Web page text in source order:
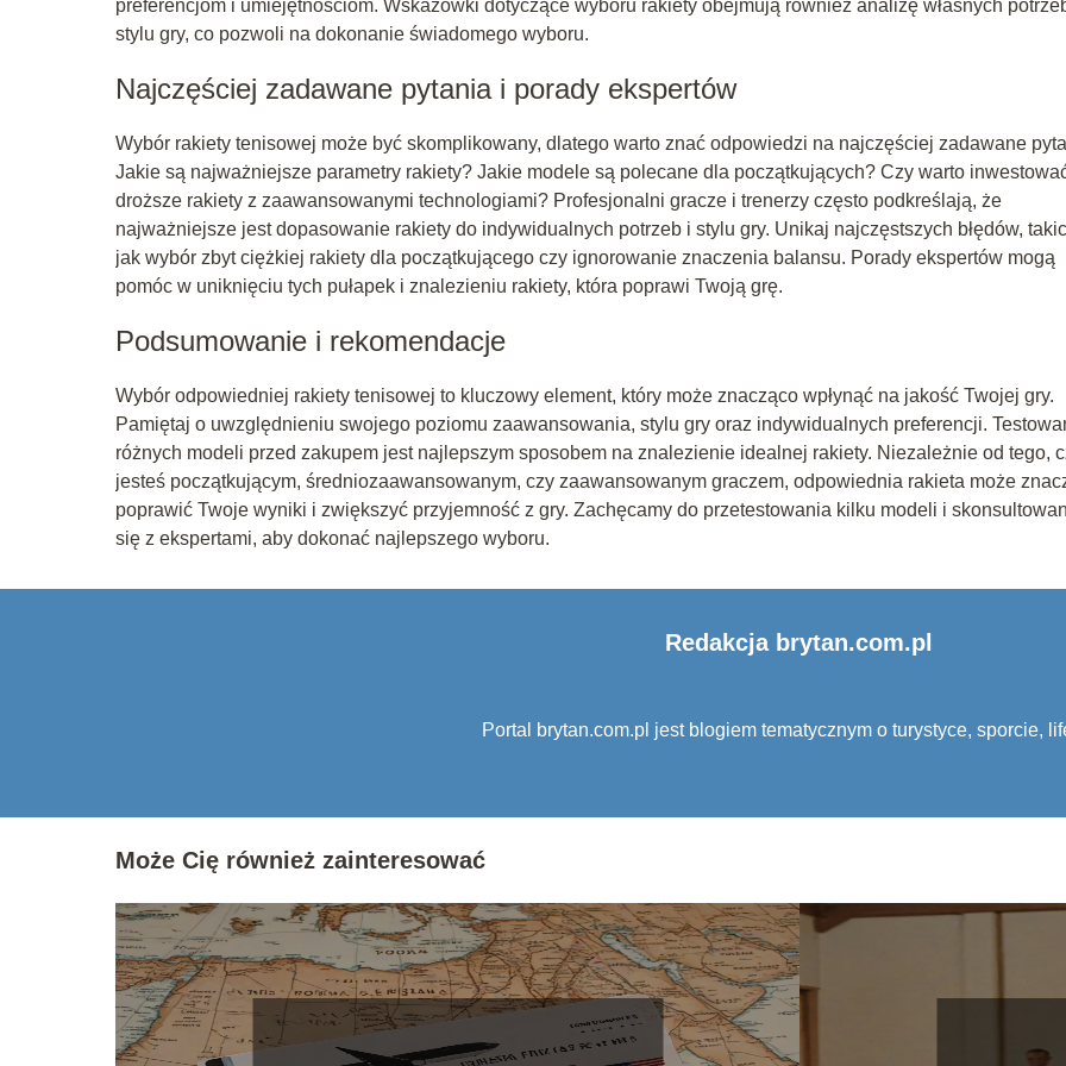
preferencjom i umiejętnościom. Wskazówki dotyczące wyboru rakiety obejmują również analizę własnych
stylu gry, co pozwoli na dokonanie świadomego wyboru.
Najczęściej zadawane pytania i porady ekspertów
Wybór rakiety tenisowej może być skomplikowany, dlatego warto znać odpowiedzi na najczęściej zadawane
Jakie są najważniejsze parametry rakiety? Jakie modele są polecane dla początkujących? Czy warto
droższe rakiety z zaawansowanymi technologiami? Profesjonalni gracze i trenerzy często podkreślają, że
najważniejsze jest dopasowanie rakiety do indywidualnych potrzeb i stylu gry. Unikaj najczęstszych błędów,
jak wybór zbyt ciężkiej rakiety dla początkującego czy ignorowanie znaczenia balansu. Porady ekspertów mogą
pomóc w uniknięciu tych pułapek i znalezieniu rakiety, która poprawi Twoją grę.
Podsumowanie i rekomendacje
Wybór odpowiedniej rakiety tenisowej to kluczowy element, który może znacząco wpłynąć na jakość Twojej gry.
Pamiętaj o uwzględnieniu swojego poziomu zaawansowania, stylu gry oraz indywidualnych preferencji.
różnych modeli przed zakupem jest najlepszym sposobem na znalezienie idealnej rakiety. Niezależnie od tego,
jesteś początkującym, średniozaawansowanym, czy zaawansowanym graczem, odpowiednia rakieta może
poprawić Twoje wyniki i zwiększyć przyjemność z gry. Zachęcamy do przetestowania kilku modeli i
się z ekspertami, aby dokonać najlepszego wyboru.
Redakcja brytan.com.pl
Portal brytan.com.pl jest blogiem tematycznym o turystyce, sporcie,
Może Cię również zainteresować